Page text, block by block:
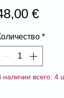
€
*
наличии всего: 4